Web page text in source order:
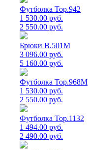
Футболка Top.942
1 530.00 руб.
2 550.00 руб.
Брюки B.501M
3 096.00 руб.
5 160.00 руб.
Футболка Top.968M
1 530.00 руб.
2 550.00 руб.
Футболка Top.1132
1 494.00 руб.
2 490.00 руб.